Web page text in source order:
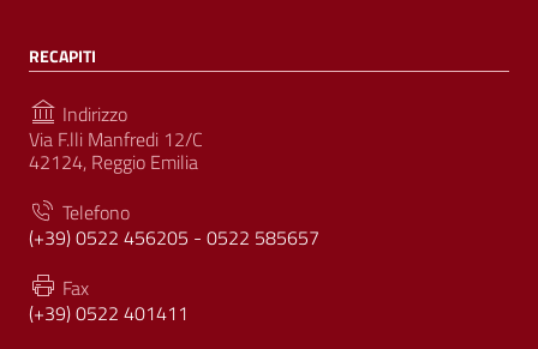
RECAPITI
Indirizzo
Via F.lli Manfredi 12/C
42124, Reggio Emilia
Telefono
(+39) 0522 456205 - 0522 585657
Fax
(+39) 0522 401411